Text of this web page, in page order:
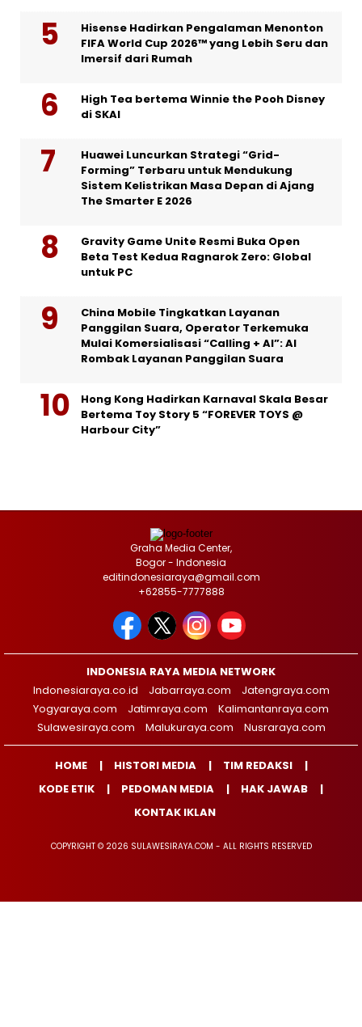
Hisense Hadirkan Pengalaman Menonton
FIFA World Cup 2026™ yang Lebih Seru dan
Imersif dari Rumah
High Tea bertema Winnie the Pooh Disney
di SKAI
Huawei Luncurkan Strategi “Grid-
Forming” Terbaru untuk Mendukung
Sistem Kelistrikan Masa Depan di Ajang
The Smarter E 2026
Gravity Game Unite Resmi Buka Open
Beta Test Kedua Ragnarok Zero: Global
untuk PC
China Mobile Tingkatkan Layanan
Panggilan Suara, Operator Terkemuka
Mulai Komersialisasi “Calling + AI”: AI
Rombak Layanan Panggilan Suara
Hong Kong Hadirkan Karnaval Skala Besar
Bertema Toy Story 5 “FOREVER TOYS @
Harbour City”
Graha Media Center,
Bogor - Indonesia
editindonesiaraya@gmail.com
+62855-7777888
INDONESIA RAYA MEDIA NETWORK
Indonesiaraya.co.id
Jabarraya.com
Jatengraya.com
Yogyaraya.com
Jatimraya.com
Kalimantanraya.com
Sulawesiraya.com
Malukuraya.com Nusraraya.com
HOME HISTORI MEDIA
TIM REDAKSI
KODE ETIK
PEDOMAN MEDIA
HAK JAWAB
KONTAK IKLAN
COPYRIGHT © 2026 SULAWESIRAYA.COM - ALL RIGHTS RESERVED